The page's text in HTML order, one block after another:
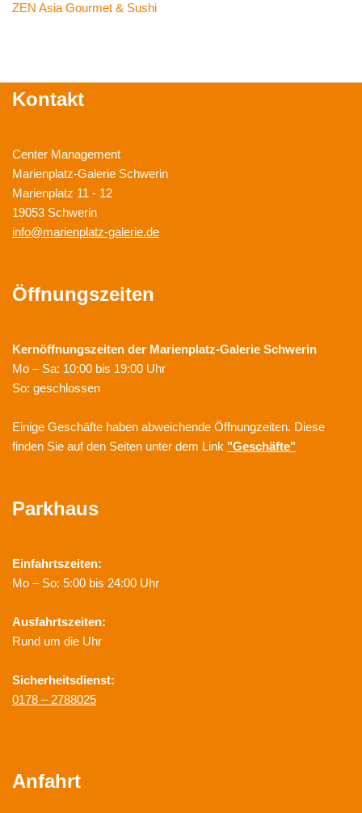
ZEN Asia Gourmet & Sushi
Kontakt
Center Management
Marienplatz-Galerie Schwerin
Marienplatz 11 - 12
19053 Schwerin
info@marienplatz-galerie.de
Öffnungszeiten
Kernöffnungszeiten der Marienplatz-Galerie Schwerin
Mo – Sa: 10:00 bis 19:00 Uhr
So: geschlossen
Einige Geschäfte haben abweichende Öffnungzeiten. Diese
finden Sie auf den Seiten unter dem Link "Geschäfte"
Parkhaus
Einfahrtszeiten:
Mo – So: 5:00 bis 24:00 Uhr
Ausfahrtszeiten:
Rund um die Uhr
Sicherheitsdienst:
0178 – 2788025
Anfahrt